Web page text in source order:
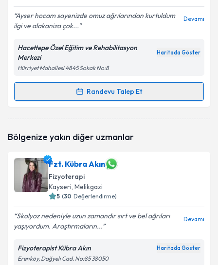
E-posta Adresiniz
Metni'ni okudum ve kişisel verilerimin belirtilen
kapsamda işlenmesini kabul ediyorum.
Ayser hocam sayenizde omuz ağrılarından kurtuldum
ilgi ve alakaniza çok...
Devamı
Hacettepe Özel Eğitim ve Rehabilitasyon
Merkezi
Haritada Göster
Hürriyet Mahallesi 4845 Sokak No:8
Randevu Talep Et
Randevu Takvimi Talebi
oluşturun. Size bu uzmandan randevu almanız için bir
E-posta Adresiniz
Kişisel verilerimin işlenmesine ilişkinAydınlatma
Metni'ni okudum ve kişisel verilerimin belirtilen
Bölgenize yakın diğer uzmanlar
Fzt. Kübra Akın
Fizyoterapi
Kayseri, Melikgazi
5 (30 Değerlendirme)
Skolyoz nedeniyle uzun zamandır sırt ve bel ağrıları
yaşıyordum. Araştırmaların...
Devamı
Fizyoterapist Kübra Akın Haritada Göster
Erenköy, Dağyeli Cad. No:85 38050